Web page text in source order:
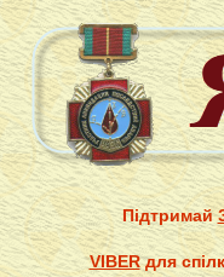
Підтримай
VIBERдля